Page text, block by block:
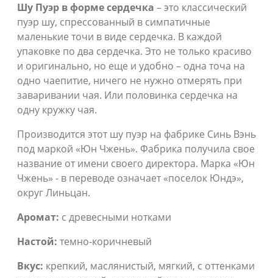
Шу Пуэр в форме сердечка – это классический
пуэр шу, спрессованный в симпатичные
маленькие точи в виде сердечка. В каждой
упаковке по два сердечка. Это не только красиво
и оригинально, но еще и удобно – одна точа на
одно чаепитие, ничего не нужно отмерять при
заваривании чая. Или половинка сердечка на
одну кружку чая.
Производится этот шу пуэр на фабрике Синь Вэнь
под маркой «Юн Чжень». Фабрика получила свое
название от имени своего директора. Марка «Юн
Чжень» - в переводе означает «поселок Юндэ»,
округ Линьцан.
Аромат: с древесными нотками
Настой: темно-коричневый
Вкус: крепкий, маслянистый, мягкий, с оттенками